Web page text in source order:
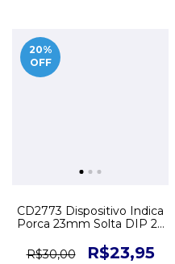
20%
OFF
CD2773 Dispositivo Indica
Porca 23mm Solta DIP 23
R$30,00
R$23,95